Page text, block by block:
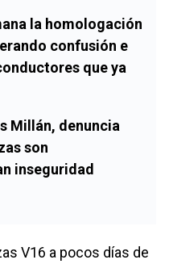
la homologación
confusión e
que ya
Millán, denuncia
son
inseguridad
V16 a pocos días de